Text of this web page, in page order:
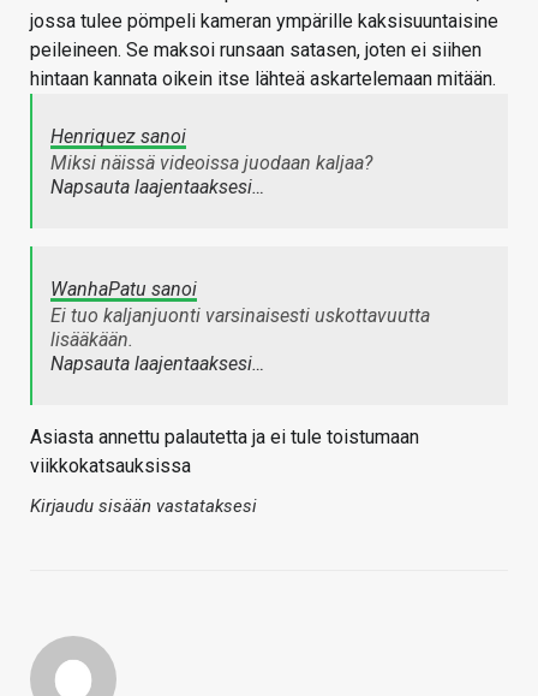
jossa tulee pömpeli kameran ympärille kaksisuuntaisine
peileineen. Se maksoi runsaan satasen, joten ei siihen
hintaan kannata oikein itse lähteä askartelemaan mitään.
Henriquez sanoi
Miksi näissä videoissa juodaan kaljaa?
Napsauta laajentaaksesi…
WanhaPatu sanoi
Ei tuo kaljanjuonti varsinaisesti uskottavuutta
lisääkään.
Napsauta laajentaaksesi…
Asiasta annettu palautetta ja ei tule toistumaan
viikkokatsauksissa
Kirjaudu sisään vastataksesi